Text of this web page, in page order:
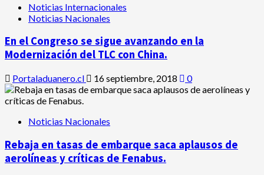
Noticias Internacionales
Noticias Nacionales
En el Congreso se sigue avanzando en la
Modernización del TLC con China.
Portaladuanero.cl 16 septiembre, 2018 0
Noticias Nacionales
Rebaja en tasas de embarque saca aplausos de
aerolíneas y críticas de Fenabus.